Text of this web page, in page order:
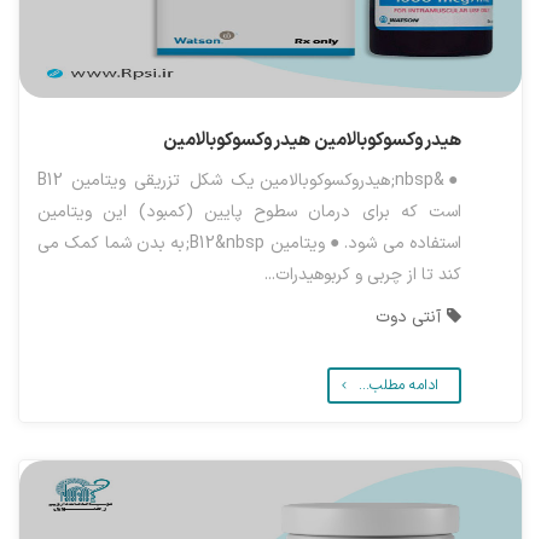
هیدروکسوکوبالامینهیدروکسوکوبالامین
●&nbsp;هیدروکسوکوبالامین یک شکل تزریقی ویتامین B12
است که برای درمان سطوح پایین (کمبود) این ویتامین
استفاده می شود. ● ویتامین B12&nbsp;به بدن شما کمک می
کند تا از چربی و کربوهیدرات...
آنتی دوت
ادامه مطلب...